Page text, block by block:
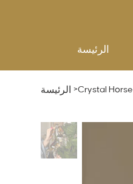
الرئيسة
الرئيسة >Crystal Horse